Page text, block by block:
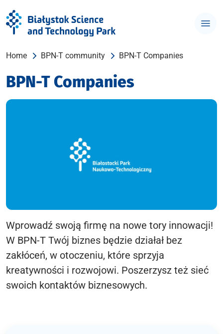
Home BPN-T community BPN-T Companies
BPN-T Companies
Wprowadź swoją firmę na nowe tory innowacji!
W BPN-T Twój biznes będzie działał bez
zakłóceń, w otoczeniu, które sprzyja
kreatywności i rozwojowi. Poszerzysz też sieć
swoich kontaktów biznesowych.